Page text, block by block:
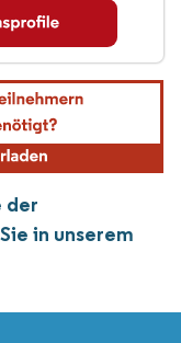
der
in unserem